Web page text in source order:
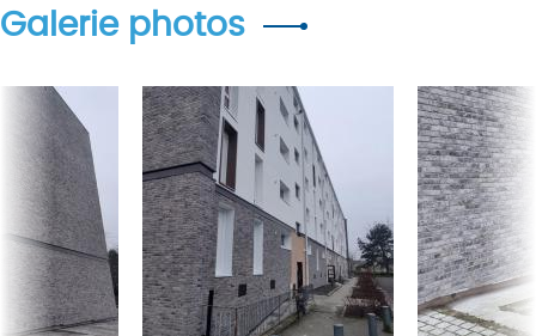
Galerie photos